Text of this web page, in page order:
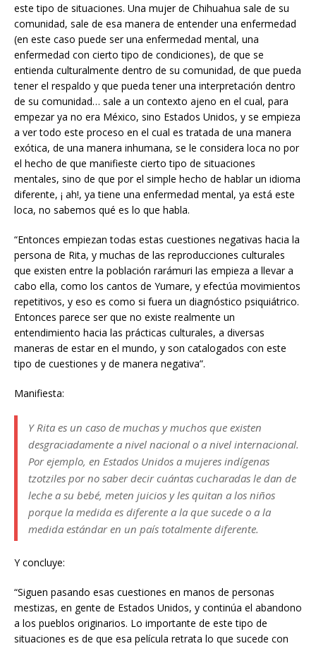
este tipo de situaciones. Una mujer de Chihuahua sale de su
comunidad, sale de esa manera de entender una enfermedad
(en este caso puede ser una enfermedad mental, una
enfermedad con cierto tipo de condiciones), de que se
entienda culturalmente dentro de su comunidad, de que pueda
tener el respaldo y que pueda tener una interpretación dentro
de su comunidad… sale a un contexto ajeno en el cual, para
empezar ya no era México, sino Estados Unidos, y se empieza
a ver todo este proceso en el cual es tratada de una manera
exótica, de una manera inhumana, se le considera loca no por
el hecho de que manifieste cierto tipo de situaciones
mentales, sino de que por el simple hecho de hablar un idioma
diferente, ¡ ah!, ya tiene una enfermedad mental, ya está este
loca, no sabemos qué es lo que habla.
“Entonces empiezan todas estas cuestiones negativas hacia la
persona de Rita, y muchas de las reproducciones culturales
que existen entre la población rarámuri las empieza a llevar a
cabo ella, como los cantos de Yumare, y efectúa movimientos
repetitivos, y eso es como si fuera un diagnóstico psiquiátrico.
Entonces parece ser que no existe realmente un
entendimiento hacia las prácticas culturales, a diversas
maneras de estar en el mundo, y son catalogados con este
tipo de cuestiones y de manera negativa”.
Manifiesta:
Y Rita es un caso de muchas y muchos que existen
desgraciadamente a nivel nacional o a nivel internacional.
Por ejemplo, en Estados Unidos a mujeres indígenas
tzotziles por no saber decir cuántas cucharadas le dan de
leche a su bebé, meten juicios y les quitan a los niños
porque la medida es diferente a la que sucede o a la
medida estándar en un país totalmente diferente.
Y concluye:
“Siguen pasando esas cuestiones en manos de personas
mestizas, en gente de Estados Unidos, y continúa el abandono
a los pueblos originarios. Lo importante de este tipo de
situaciones es de que esa película retrata lo que sucede con